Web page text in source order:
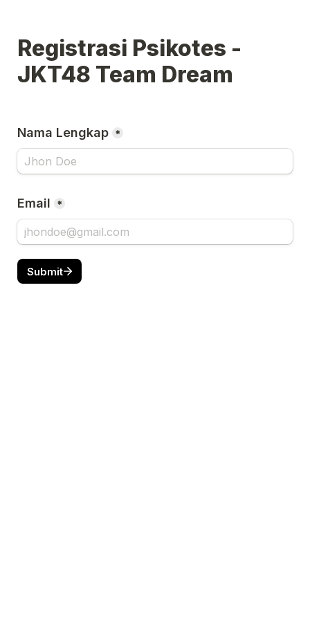
Registrasi Psikotes -
JKT48 Team Dream
Nama Lengkap *
Email *
Submit